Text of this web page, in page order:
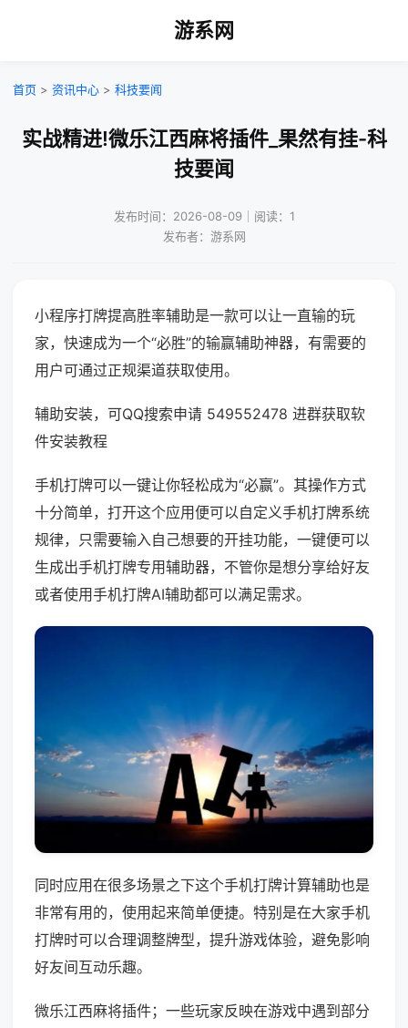
游系网
首页 > 资讯中心 > 科技要闻
实战精进!微乐江西麻将插件_果然有挂-科
技要闻
发布时间：2026-08-09｜阅读：1
发布者：游系网
小程序打牌提高胜率辅助是一款可以让一直输的玩
家，快速成为一个“必胜”的输赢辅助神器，有需要的
用户可通过正规渠道获取使用。
辅助安装，可QQ搜索申请 549552478 进群获取软
件安装教程
手机打牌可以一键让你轻松成为“必赢”。其操作方式
十分简单，打开这个应用便可以自定义手机打牌系统
规律，只需要输入自己想要的开挂功能，一键便可以
生成出手机打牌专用辅助器，不管你是想分享给好友
或者使用手机打牌AI辅助都可以满足需求。
同时应用在很多场景之下这个手机打牌计算辅助也是
非常有用的，使用起来简单便捷。特别是在大家手机
打牌时可以合理调整牌型，提升游戏体验，避免影响
好友间互动乐趣。
微乐江西麻将插件；一些玩家反映在游戏中遇到部分